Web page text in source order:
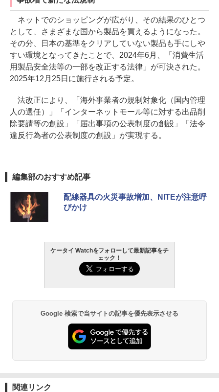
ネットでのショッピングが広がり、その結果のひとつ
として、さまざまな国から製品を買えるようになった。
その分、日本の基準をクリアしていない製品も手にしや
すい環境となってきたことで、2024年6月、「消費生活
用製品安全法等の一部を改正する法律」が可決された。
2025年12月25日に施行される予定。
法改正により、「海外事業者の規制対象化（国内管理
人の選任）」「インターネットモール等に対する出品削
除要請等の創設」「届出事項の公表制度の創設」「法令
違反行為者の公表制度の創設」が実現する。
編集部のおすすめ記事
配線器具の火災事故増加、NITEが注意呼
びかけ
ケータイ Watchをフォローして最新記事をチ
ェック！
Google 検索で当サイトの記事を優先表示させる
関連リンク